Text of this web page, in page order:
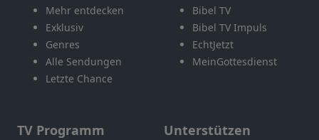
Mehr entdecken
Exklusiv
Genres
Alle Sendungen
Letzte Chance
Bibel TV
Bibel TV Impuls
EchtJetzt
MeinGottesdienst
TV Programm Unterstützen